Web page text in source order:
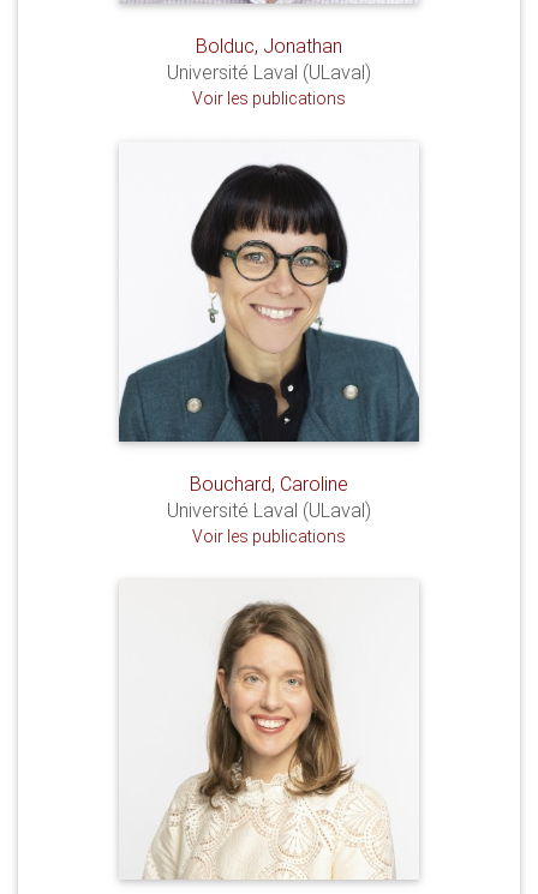
Bolduc, Jonathan
Université Laval (ULaval)
Voir les publications
Bouchard, Caroline
Université Laval (ULaval)
Voir les publications